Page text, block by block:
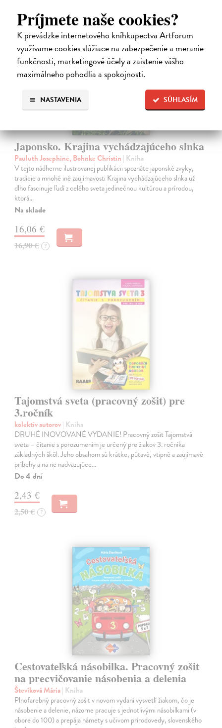
Príjmete naše cookies?
K prevádzke internetového kníhkupectva Artforum
využívame cookies slúžiace na zabezpečenie a meranie
funkčnosti, marketingové účely a zaistenie vášho
maximálneho pohodlia a spokojnosti.
SÚHLASÍM
NASTAVENIA
na sklade
Japonsko. Krajina vychádzajúceho slnka
Pauluth Josephine, Bohnke Christin | Kniha
V tejto nádherne ilustrovanej publikácii spoznáte japonské zvyky,
tradície a mnohé iné zaujímavosti Krajina vychádzajúceho slnka už
dlho fascinuje ľudí z celého sveta jedinečnou kultúrou a prírodou,
ktorá…
Na sklade
16,06 €
16,90 € ?
Tajomstvá sveta (pracovný zošit) pre
3.ročník
kolektív autorov| Kniha
DRUHÉ INOVOVANÉ VYDANIE! Pracovný zošit Tajomstvá
sveta – čítanie s porozumením je určený pre žiakov 3. ročníka
základných škôl. Jeho obsahom sú krátke, pútavé, vtipné a zaujímavé
príbehy a na ne nadväzujúce…
Do 4 dní
2,43 €
2,50 € ?
Cestovateľská násobilka. Pracovný zošit
na precvičovanie násobenia a delenia
Števíková Mária| Kniha
Plnofarebný pracovný zošit v novom vydaní vysvetlí žiakom, čo je
násobenie a delenie, názorne pracuje s jednotlivými násobilkami (v
obore do 100) a prepája námety s učivom prírodovedy, slovenského